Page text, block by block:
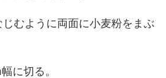
むように両面に小麦粉をまぶ
に切る。